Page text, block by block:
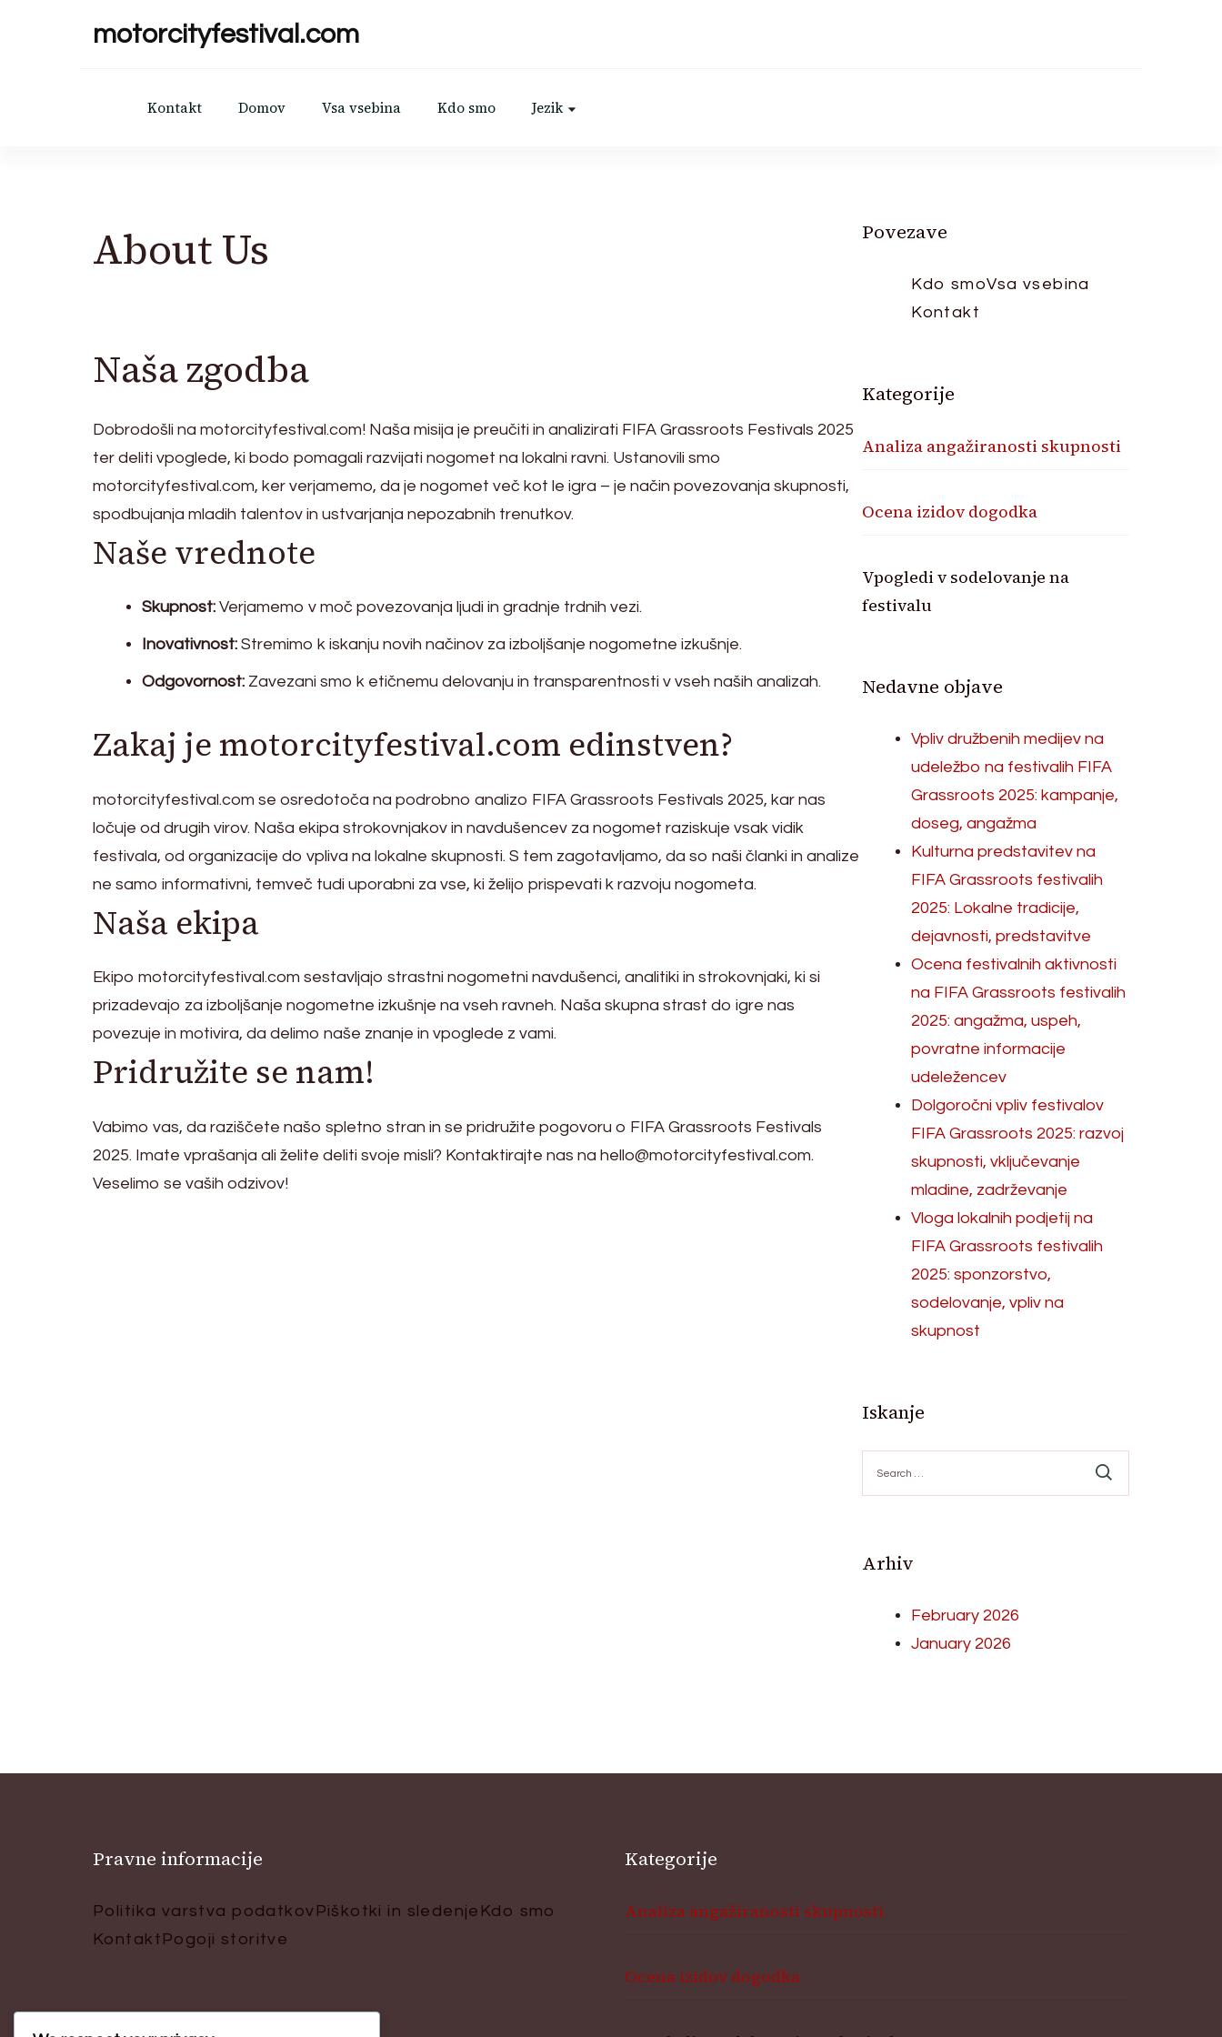
motorcityfestival.com
Kontakt Domov Vsa vsebina Kdo smo Jezik
About Us
Naša zgodba
Dobrodošli na motorcityfestival.com! Naša misija je preučiti in analizirati FIFA Grassroots Festivals 2025
ter deliti vpoglede, ki bodo pomagali razvijati nogomet na lokalni ravni. Ustanovili smo
motorcityfestival.com, ker verjamemo, da je nogomet več kot le igra – je način povezovanja skupnosti,
spodbujanja mladih talentov in ustvarjanja nepozabnih trenutkov.
Naše vrednote
Skupnost: Verjamemo v moč povezovanja ljudi in gradnje trdnih vezi.
Inovativnost: Stremimo k iskanju novih načinov za izboljšanje nogometne izkušnje.
Odgovornost: Zavezani smo k etičnemu delovanju in transparentnosti v vseh naših analizah.
Zakaj je motorcityfestival.com edinstven?
motorcityfestival.com se osredotoča na podrobno analizo FIFA Grassroots Festivals 2025, kar nas
ločuje od drugih virov. Naša ekipa strokovnjakov in navdušencev za nogomet raziskuje vsak vidik
festivala, od organizacije do vpliva na lokalne skupnosti. S tem zagotavljamo, da so naši članki in analize
ne samo informativni, temveč tudi uporabni za vse, ki želijo prispevati k razvoju nogometa.
Naša ekipa
Ekipo motorcityfestival.com sestavljajo strastni nogometni navdušenci, analitiki in strokovnjaki, ki si
prizadevajo za izboljšanje nogometne izkušnje na vseh ravneh. Naša skupna strast do igre nas
povezuje in motivira, da delimo naše znanje in vpoglede z vami.
Pridružite se nam!
Vabimo vas, da raziščete našo spletno stran in se pridružite pogovoru o FIFA Grassroots Festivals
2025. Imate vprašanja ali želite deliti svoje misli? Kontaktirajte nas na hello@motorcityfestival.com.
Veselimo se vaših odzivov!
Povezave
Kdo smoVsa vsebina
Kontakt
Kategorije
Analiza angažiranosti skupnosti
Ocena izidov dogodka
Vpogledi v sodelovanje na
festivalu
Nedavne objave
Vpliv družbenih medijev na
udeležbo na festivalih FIFA
Grassroots 2025: kampanje,
doseg, angažma
Kulturna predstavitev na
FIFA Grassroots festivalih
2025: Lokalne tradicije,
dejavnosti, predstavitve
Ocena festivalnih aktivnosti
na FIFA Grassroots festivalih
2025: angažma, uspeh,
povratne informacije
udeležencev
Dolgoročni vpliv festivalov
FIFA Grassroots 2025: razvoj
skupnosti, vključevanje
mladine, zadrževanje
Vloga lokalnih podjetij na
FIFA Grassroots festivalih
2025: sponzorstvo,
sodelovanje, vpliv na
skupnost
Iskanje
for:
Arhiv
February 2026
January 2026
Pravne informacije
Politika varstva podatkov Piškotki in sledenje Kdo smo
Kontakt Pogoji storitve
Kategorije
Analiza angažiranosti skupnosti
Ocena izidov dogodka